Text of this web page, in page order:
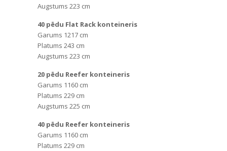
Augstums 223 cm
40 pēdu Flat Rack konteineris
Garums 1217 cm
Platums 243 cm
Augstums 223 cm
20 pēdu Reefer konteineris
Garums 1160 cm
Platums 229 cm
Augstums 225 cm
40 pēdu Reefer konteineris
Garums 1160 cm
Platums 229 cm